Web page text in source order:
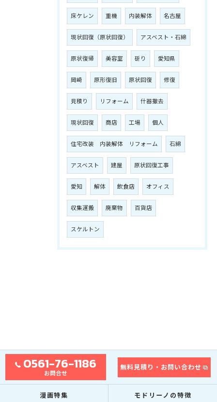
床ケレン 重機 内装解体 名古屋
現状回復（原状回復） アスベスト・石綿
原状復帰 美容室 斫り 愛知県
岡崎 原形復旧 原状回復 修復
見積り リフォーム 什器撤去
現状回復 商店 工場 個人
住宅改装 内装解体 リフォーム 石綿
アスベスト 建屋 原状回復工事
愛知 解体 飲食店 オフィス
収集運搬 廃棄物 百貨店
スケルトン
0561-76-1186
お問合せ
無料見積り・お問い合わせ
漫画特集 モドリーノの特徴